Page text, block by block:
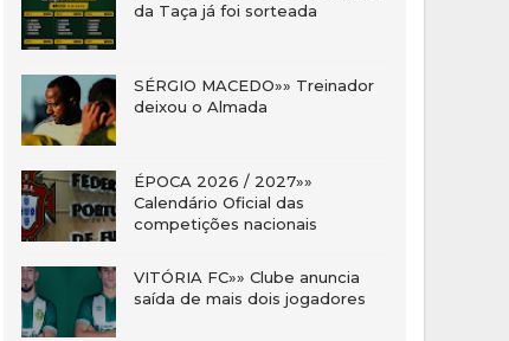
da Taça já foi sorteada
SÉRGIO MACEDO»» Treinador
deixou o Almada
ÉPOCA 2026 / 2027»»
Calendário Oficial das
competições nacionais
VITÓRIA FC»» Clube anuncia
saída de mais dois jogadores